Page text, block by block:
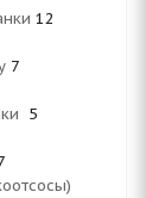
12
7
5